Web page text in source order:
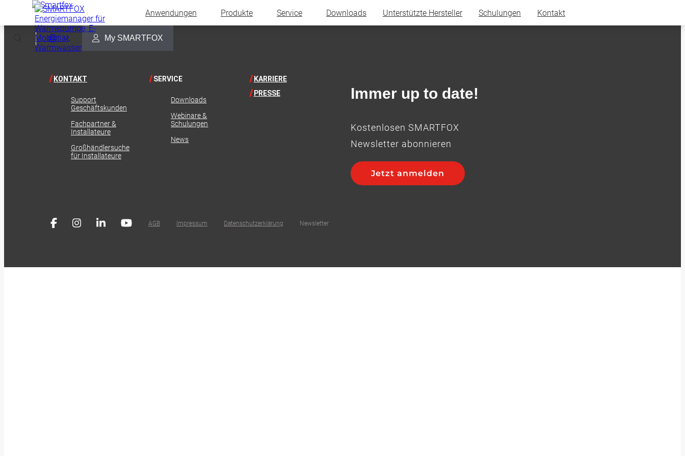
Anwendungen Produkte Service Downloads Unterstützte Hersteller Schulungen Kontakt
Select Language▼
My SMARTFOX
KONTAKT
Support
Geschäftskunden
Fachpartner &
Installateure
Großhändlersuche
für Installateure
SERVICE
Downloads
Webinare &
Schulungen
News
KARRIERE
PRESSE
Immer up to date!
Kostenlosen SMARTFOX
Newsletter abonnieren
Jetzt anmelden
AGB Impressum Datenschutzerklärung Newsletter